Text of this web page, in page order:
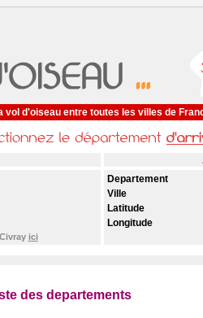
vol d'oiseau entre toutes les villes de
ici
Departement
Ville
Latitude
Longitude
des departements